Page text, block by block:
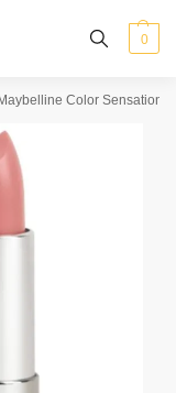
0
Maybelline Color